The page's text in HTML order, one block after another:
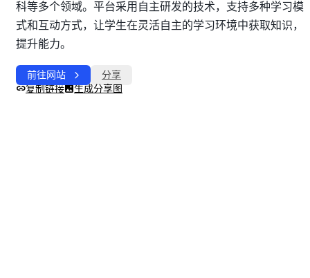
科等多个领域。平台采用自主研发的技术，支持多种学习模
式和互动方式，让学生在灵活自主的学习环境中获取知识，
提升能力。
前往网站
分享
复制链接
生成分享图